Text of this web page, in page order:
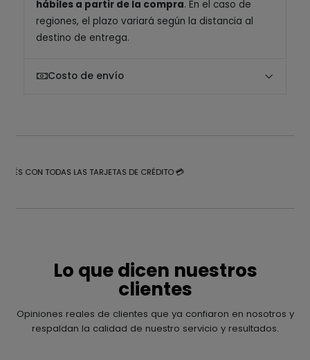
hábiles a partir de la compra. En el caso de
regiones, el plazo variará según la distancia al
destino de entrega.
Costo de envío
CON TODAS LAS TARJETAS DE CRÉDITO 💳
Lo que dicen nuestros
clientes
Opiniones reales de clientes que ya confiaron en nosotros y
respaldan la calidad de nuestro servicio y resultados.